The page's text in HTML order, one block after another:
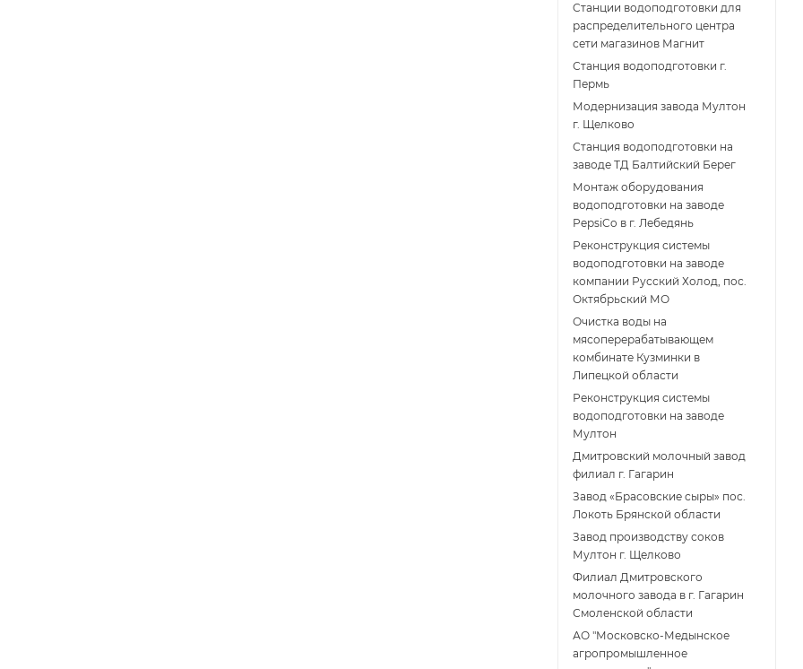
Cтанции водоподготовки для
распределительного центра
сети магазинов Магнит
Станция водоподготовки г.
Пермь
Модернизация завода Мултон
г. Щелково
Станция водоподготовки на
заводе ТД Балтийский Берег
Монтаж оборудования
водоподготовки на заводе
PepsiCo в г. Лебедянь
Реконструкция системы
водоподготовки на заводе
компании Русский Холод, пос.
Октябрьский МО
Очистка воды на
мясоперерабатывающем
комбинате Кузминки в
Липецкой области
Реконструкция системы
водоподготовки на заводе
Мултон
Дмитровский молочный завод
филиал г. Гагарин
Завод «Брасовские сыры» пос.
Локоть Брянской области
Завод производству соков
Мултон г. Щелково
Филиал Дмитровского
молочного завода в г. Гагарин
Смоленской области
АО "Московско-Медынское
агропромышленное